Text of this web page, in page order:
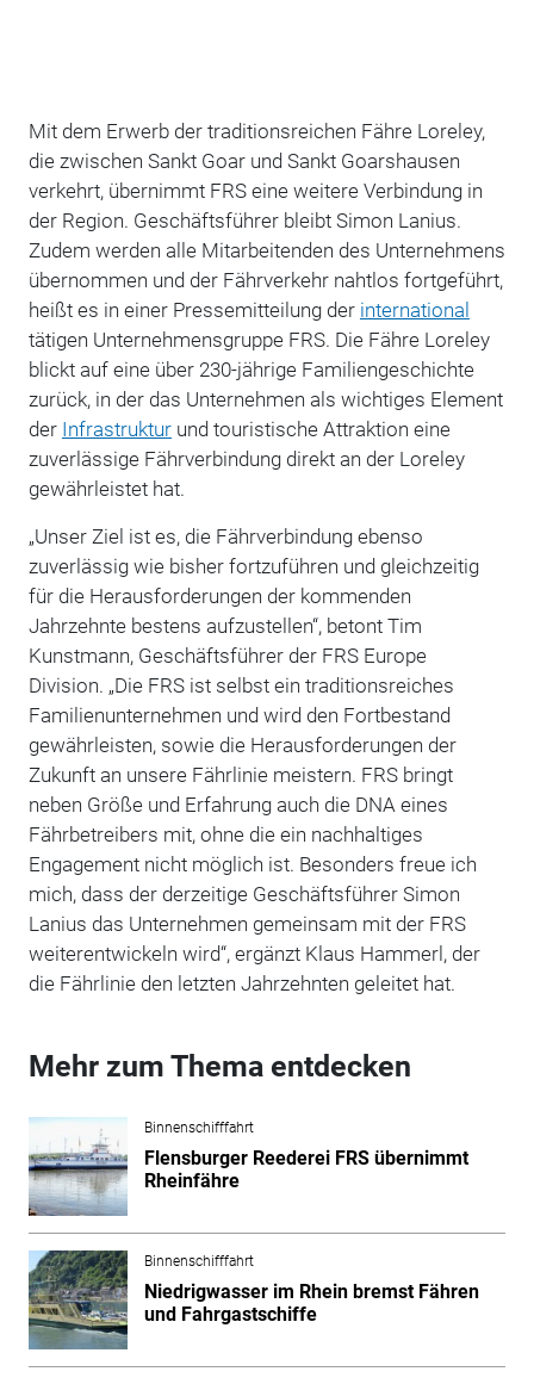
Mit dem Erwerb der traditionsreichen Fähre Loreley,
die zwischen Sankt Goar und Sankt Goarshausen
verkehrt, übernimmt FRS eine weitere Verbindung in
der Region. Geschäftsführer bleibt Simon Lanius.
Zudem werden alle Mitarbeitenden des Unternehmens
übernommen und der Fährverkehr nahtlos fortgeführt,
heißt es in einer Pressemitteilung der international
tätigen Unternehmensgruppe FRS. Die Fähre Loreley
blickt auf eine über 230-jährige Familiengeschichte
zurück, in der das Unternehmen als wichtiges Element
der Infrastrukturund touristische Attraktion eine
zuverlässige Fährverbindung direkt an der Loreley
gewährleistet hat.
„Unser Ziel ist es, die Fährverbindung ebenso
zuverlässig wie bisher fortzuführen und gleichzeitig
für die Herausforderungen der kommenden
Jahrzehnte bestens aufzustellen“, betont Tim
Kunstmann, Geschäftsführer der FRS Europe
Division. „Die FRS ist selbst ein traditionsreiches
Familienunternehmen und wird den Fortbestand
gewährleisten, sowie die Herausforderungen der
Zukunft an unsere Fährlinie meistern. FRS bringt
neben Größe und Erfahrung auch die DNA eines
Fährbetreibers mit, ohne die ein nachhaltiges
Engagement nicht möglich ist. Besonders freue ich
mich, dass der derzeitige Geschäftsführer Simon
Lanius das Unternehmen gemeinsam mit der FRS
weiterentwickeln wird“, ergänzt Klaus Hammerl, der
die Fährlinie den letzten Jahrzehnten geleitet hat.
Mehr zum Thema entdecken
Binnenschifffahrt
Flensburger Reederei FRS übernimmt
Rheinfähre
Binnenschifffahrt
Niedrigwasser im Rhein bremst Fähren
und Fahrgastschiffe